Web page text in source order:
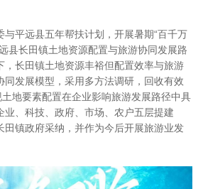
与平远县五年帮扶计划，开展暑期“百千万
县长田镇土地资源配置与旅游协同发展路
，长田镇土地资源丰裕但配置效率与旅游
同发展模型，采用多方法调研，回收有效
地要素配置在企业影响旅游发展路径中具
业、科技、政府、市场、农户五层提建
田镇政府采纳，并作为今后开展旅游业发